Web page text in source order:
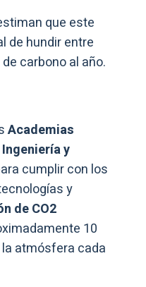
que este
de hundir entre
carbono al año.
Academias
y
cumplir con los
y
de CO2
10
atmósfera cada